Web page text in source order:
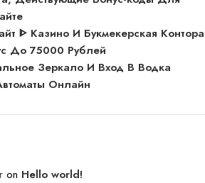
ᐈ Казино И Букмекерская Контора
До 75000 Рублей
Зеркало И Вход В Водка
Онлайн
on Hello world!